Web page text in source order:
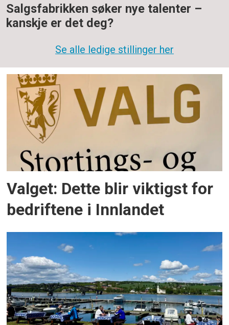
Salgsfabrikken søker nye talenter –
kanskje er det deg?
Se alle ledige stillinger her
Valget: Dette blir viktigst for
bedriftene i Innlandet